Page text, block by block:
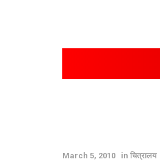
March 5, 2010 in चित्रालय